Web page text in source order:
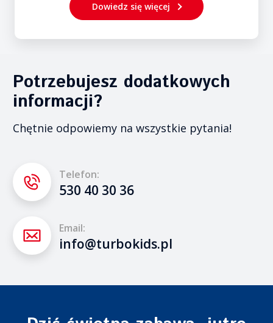
Dowiedz się więcej
Potrzebujesz dodatkowych
informacji?
Chętnie odpowiemy na wszystkie pytania!
Telefon:
530 40 30 36
Email:
info@turbokids.pl